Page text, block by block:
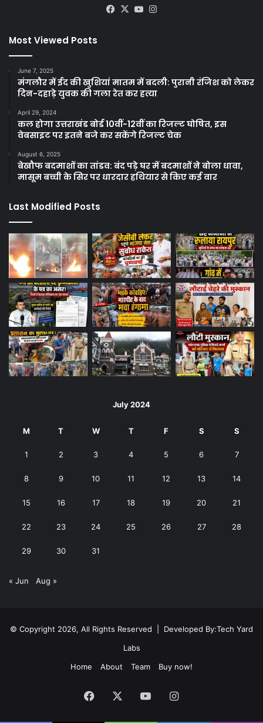
Facebook
X YouTube
Most Viewed Posts
June 7, 2025
मंगलौर में ईद की खुशियां मातम में बदली: पुरानी रंजिश को लेकर
दिन-दहाड़े युवक की गला रेत कर हत्या
April 29, 2024
कल होगा उत्तराखंड बोर्ड 10वीं-12वीं का रिजल्ट घोषित, इस
वेबसाइट पर इतने बजे कर सकेंगे रिजल्ट चेक
August 6, 2025
बेखौफ बदमाशों का तांडव: बंद पड़े घर में बदमाशों ने बोला धावा,
मासूम बच्ची के सिर पर धारदार हथियार से किए कई वार
Last Modified Posts
July 2024
M T W T F S S
1 2 3 4 5 6 7
8 9 10 11 12 13 14
15 16 17 18 19 20 21
22 23 24 25 26 27 28
29 30 31
« Jun Aug »
© Copyright 2026, All Rights Reserved | Developed By:Tech Yard
Labs
Home
About Team Buy now!
Facebook YouTubeInstagram